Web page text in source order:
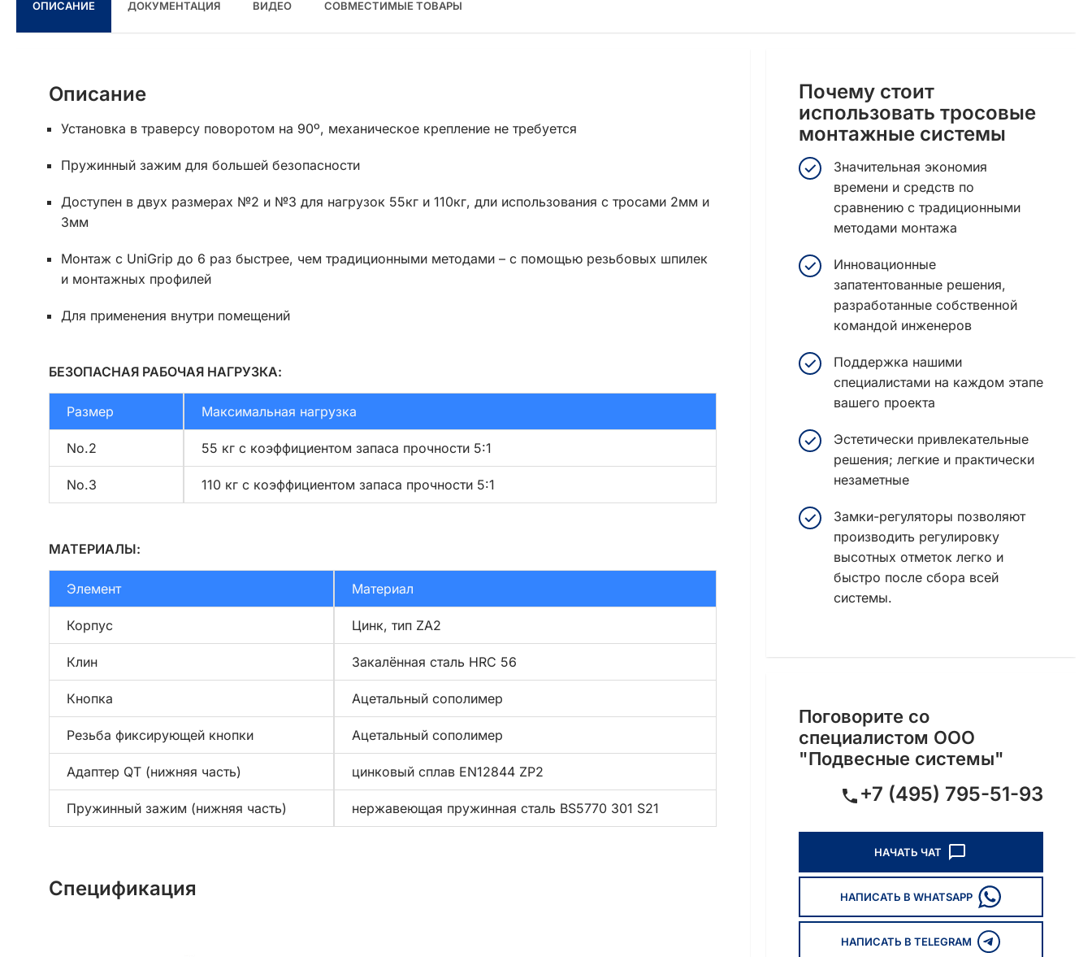
ОПИСАНИЕ ДОКУМЕНТАЦИЯ ВИДЕО СОВМЕСТИМЫЕ ТОВАРЫ
Описание
Установка в траверсу поворотом на 90º, механическое крепление не требуется
Пружинный зажим для большей безопасности
Доступен в двух размерах №2 и №3 для нагрузок 55кг и 110кг, дли использования с тросами 2мм и
3мм
Монтаж с UniGrip до 6 раз быстрее, чем традиционными методами – с помощью резьбовых шпилек
и монтажных профилей
Для применения внутри помещений
БЕЗОПАСНАЯ РАБОЧАЯ НАГРУЗКА:
Размер Максимальная нагрузка
No.2 55 кг с коэффициентом запаса прочности 5:1
No.3 110 кг с коэффициентом запаса прочности 5:1
МАТЕРИАЛЫ:
Элемент Материал
Корпус Цинк, тип ZA2
Клин Закалённая сталь HRC 56
Кнопка Ацетальный сополимер
Резьба фиксирующей кнопки Ацетальный сополимер
Адаптер QT (нижняя часть) цинковый сплав EN12844 ZP2
Пружинный зажим (нижняя часть) нержавеющая пружинная сталь BS5770 301 S21
Спецификация
Почему стоит
использовать тросовые
монтажные системы
Значительная экономия
времени и средств по
сравнению с традиционными
методами монтажа
Инновационные
запатентованные решения,
разработанные собственной
командой инженеров
Поддержка нашими
специалистами на каждом этапе
вашего проекта
Эстетически привлекательные
решения; легкие и практически
незаметные
Замки-регуляторы позволяют
производить регулировку
высотных отметок легко и
быстро после сбора всей
системы.
Поговорите со
специалистом ООО
"Подвесные системы"
+7 (495) 795-51-93
НАЧАТЬ ЧАТ
НАПИСАТЬ В WHATSAPP
НАПИСАТЬ В TELEGRAM